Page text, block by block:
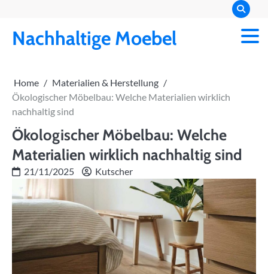
content
Nachhaltige Moebel
Home
Materialien & Herstellung
Ökologischer Möbelbau: Welche Materialien wirklich
nachhaltig sind
Ökologischer Möbelbau: Welche
Materialien wirklich nachhaltig sind
21/11/2025 Kutscher